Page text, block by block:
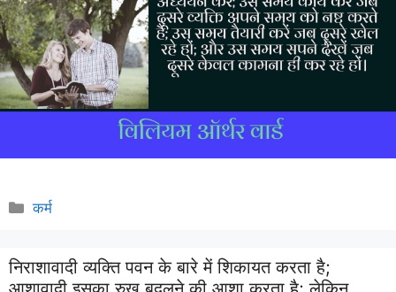
Categories
कर्म
निराशावादी व्यक्ति पवन के बारे में शिकायत करता है;